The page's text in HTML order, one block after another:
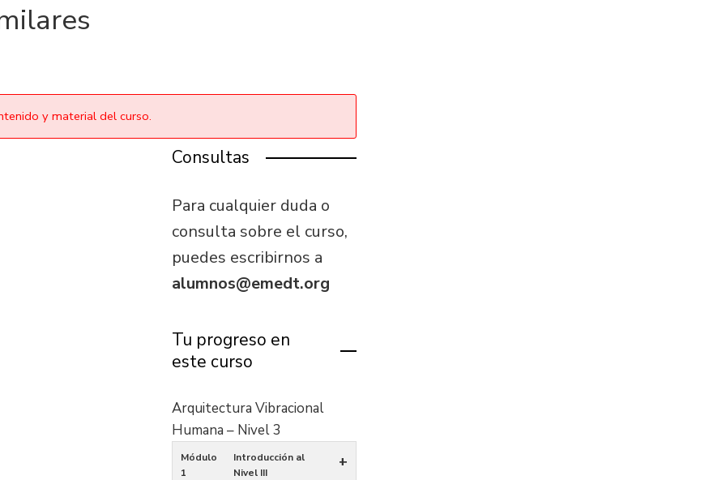
y material del curso.
Consultas
Para cualquier duda o
consulta sobre el curso,
puedes escribirnos a
alumnos@emedt.org
Tu progreso en
este curso
Arquitectura Vibracional
Humana – Nivel 3
Módulo
1
Introducción al
Nivel III
+